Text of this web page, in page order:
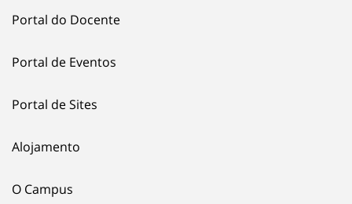
Portal do Docente
Portal de Eventos
Portal de Sites
Alojamento
O Campus